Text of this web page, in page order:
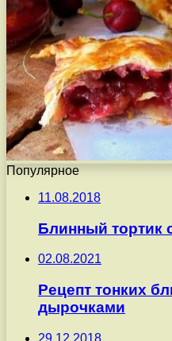
Популярное
11.08.2018
Блинный тортик
02.08.2021
Рецепт тонких
дырочками
29.12.2018